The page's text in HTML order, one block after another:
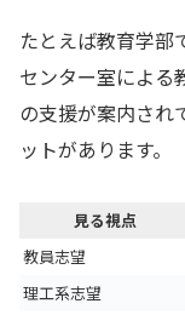
たとえば教育学部
センター室による
の支援が案内され
ットがあります。
見る視点
教員志望
理工系志望